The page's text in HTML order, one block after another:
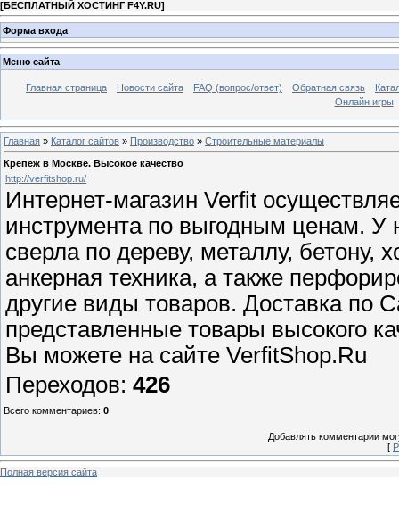
[БЕСПЛАТНЫЙ ХОСТИНГ F4Y.RU]
Форма входа
Меню сайта
Главная страница Новости сайта FAQ (вопрос/ответ) Обратная связь
Онлайн игры
Главная » Каталог сайтов » Производство » Строительные материалы
Крепеж в Москве. Высокое качество
http://verfitshop.ru/
Интернет-магазин Verfit
инструмента по выгодным ценам.
сверла по дереву, металлу,
анкерная техника, а также
другие виды товаров. Доставка по
представленные товары высокого
Вы можете на сайте VerfitShop.Ru
Переходов: 426
Всего комментариев: 0
Добавлять комментарии
[
Полная версия сайта